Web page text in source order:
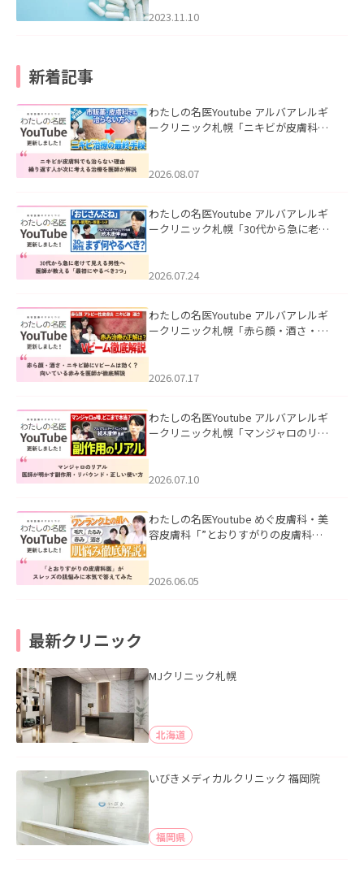
2023.11.10
新着記事
わたしの名医Youtube アルバアレルギ
ークリニック札幌「ニキビが皮膚科で
ました。
2026.08.07
わたしの名医Youtube アルバアレルギ
ークリニック札幌「30代から急に老け
た。
2026.07.24
わたしの名医Youtube アルバアレルギ
ークリニック札幌「赤ら顔・酒さ・ニ
した。
2026.07.17
わたしの名医Youtube アルバアレルギ
ークリニック札幌「マンジャロのリア
た。
2026.07.10
わたしの名医Youtube めぐ皮膚科・美
容皮膚科「”とおりすがりの皮膚科
2026.06.05
最新クリニック
MJクリニック札幌
北海道
いびきメディカルクリニック 福岡院
福岡県